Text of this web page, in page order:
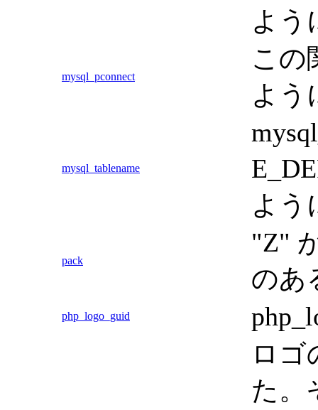
よう
mysql_pconnect
この
よう
mysql_tablename
よう
pack
"Z"
のあ
php_logo_guid
ロゴ
た。